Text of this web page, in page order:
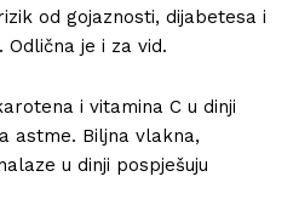
od gojaznosti, dijabetesa i
je i za vid.
i vitamina C u dinji
astme. Biljna vlakna,
u dinji pospješuju